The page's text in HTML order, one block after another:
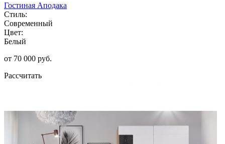
Гостиная Аподака
Стиль:
Современный
Цвет:
Белый
от 70 000 руб.
Рассчитать